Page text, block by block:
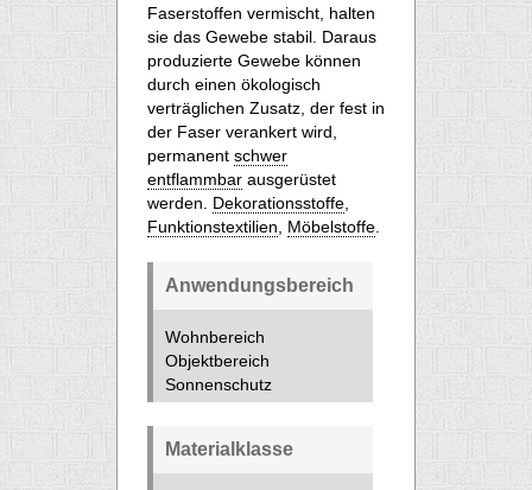
Faserstoffen vermischt, halten
sie das Gewebe stabil. Daraus
produzierte Gewebe können
durch einen ökologisch
verträglichen Zusatz, der fest in
der Faser verankert wird,
permanent schwer
entflammbar ausgerüstet
werden. Dekorationsstoffe
Funktionstextilien
Möbelstoffe
Anwendungsbereich
Wohnbereich
Objektbereich
Sonnenschutz
Materialklasse